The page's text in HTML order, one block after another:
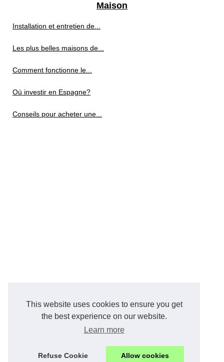
This website uses cookies to ensure you get
the best experience on our website.
Learn more
Refuse Cookie Allow cookies
Maison
Installation et entretien de...
Les plus belles maisons de...
Comment fonctionne le...
Où investir en Espagne?
Conseils pour acheter une...